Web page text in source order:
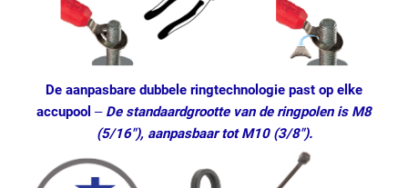
De aanpasbare dubbele ringtechnologie past op elke
accupool – De standaardgrootte van de ringpolen is M8
(5/16″), aanpasbaar tot M10 (3/8″).